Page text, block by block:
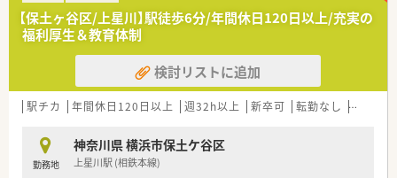
ックでトップクラス！処方箋に触れられずスキルが落ちる心配も
ありません。
≪充実の福利厚生≫
■入社2年目から7連休取得(ほぼ全員が取得しています)
■育児休業復帰率96％ 育児時短勤務は、お子様が小学校6年生
まで可能(1日6時間勤務)
社可能)
≪薬局の特徴≫
【保土ヶ谷区/上星川】駅徒歩6分/年間休日120日以上/充実の
福利厚生＆教育体制
検討リストに追加
駅チカ 年間休日120日以上 週32h以上 新卒可 転勤なし 高給与
勤務地
神奈川県 横浜市保土ケ谷区
上星川駅 (相鉄本線)